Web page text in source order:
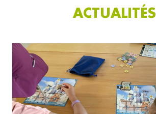
ACTUALITÉS